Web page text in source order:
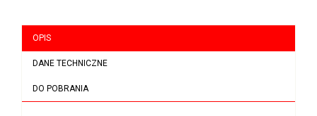
OPIS
DANE TECHNICZNE
DO POBRANIA